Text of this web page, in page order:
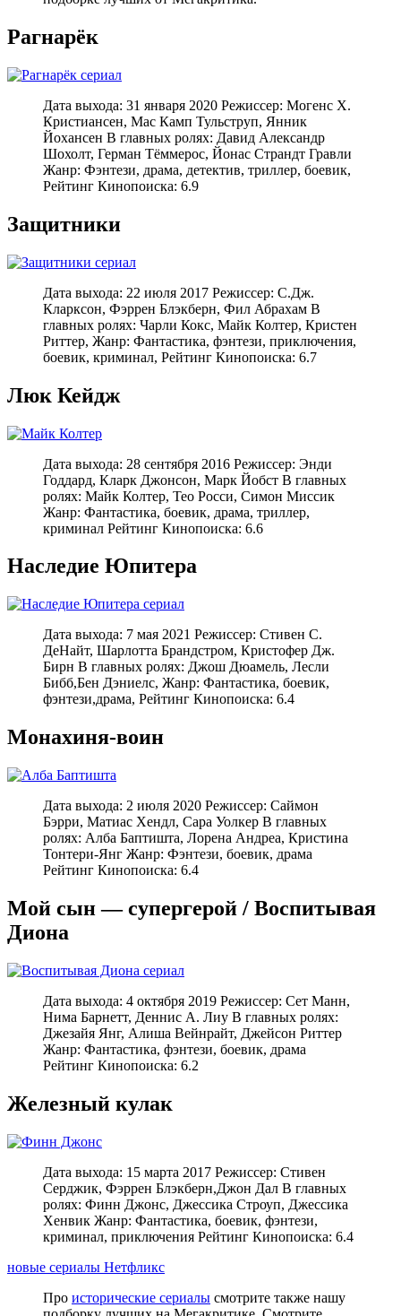
Рагнарёк
Дата выхода: 31 января 2020 Режиссер: Могенс Х.
Кристиансен, Мас Камп Тульструп, Янник
Йохансен В главных ролях: Давид Александр
Шохолт, Герман Тёммерос, Йонас Страндт Гравли
Жанр: Фэнтези, драма, детектив, триллер, боевик,
Рейтинг Кинопоиска: 6.9
Защитники
Дата выхода: 22 июля 2017 Режиссер: С.Дж.
Кларксон, Фэррен Блэкберн, Фил Абрахам В
главных ролях: Чарли Кокс, Майк Колтер, Кристен
Риттер, Жанр: Фантастика, фэнтези, приключения,
боевик, криминал, Рейтинг Кинопоиска: 6.7
Люк Кейдж
Дата выхода: 28 сентября 2016 Режиссер: Энди
Годдард, Кларк Джонсон, Марк Йобст В главных
ролях: Майк Колтер, Тео Росси, Симон Миссик
Жанр: Фантастика, боевик, драма, триллер,
криминал Рейтинг Кинопоиска: 6.6
Наследие Юпитера
Дата выхода: 7 мая 2021 Режиссер: Стивен С.
ДеНайт, Шарлотта Брандстром, Кристофер Дж.
Бирн В главных ролях: Джош Дюамель, Лесли
Бибб,Бен Дэниелс, Жанр: Фантастика, боевик,
фэнтези,драма, Рейтинг Кинопоиска: 6.4
Монахиня-воин
Дата выхода: 2 июля 2020 Режиссер: Саймон
Бэрри, Матиас Хендл, Сара Уолкер В главных
ролях: Алба Баптишта, Лорена Андреа, Кристина
Тонтери-Янг Жанр: Фэнтези, боевик, драма
Рейтинг Кинопоиска: 6.4
Мой сын — супергерой / Воспитывая
Диона
Дата выхода: 4 октября 2019 Режиссер: Сет Манн,
Нима Барнетт, Деннис А. Лиу В главных ролях:
Джезайя Янг, Алиша Вейнрайт, Джейсон Риттер
Жанр: Фантастика, фэнтези, боевик, драма
Рейтинг Кинопоиска: 6.2
Железный кулак
Дата выхода: 15 марта 2017 Режиссер: Стивен
Серджик, Фэррен Блэкберн,Джон Дал В главных
ролях: Финн Джонс, Джессика Строуп, Джессика
Хенвик Жанр: Фантастика, боевик, фэнтези,
криминал, приключения Рейтинг Кинопоиска: 6.4
новые сериалы Нетфликс
Про исторические сериалы смотрите также нашу